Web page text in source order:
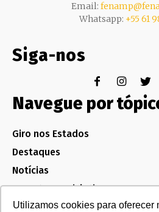
Utilizamos cookies para oferecer
Email:
Whatsapp: +55 61
Siga-nos
Navegue por
Giro nos Estados
Destaques
Notícias
Assuntos Legislativos
Política Sindical e Institucional